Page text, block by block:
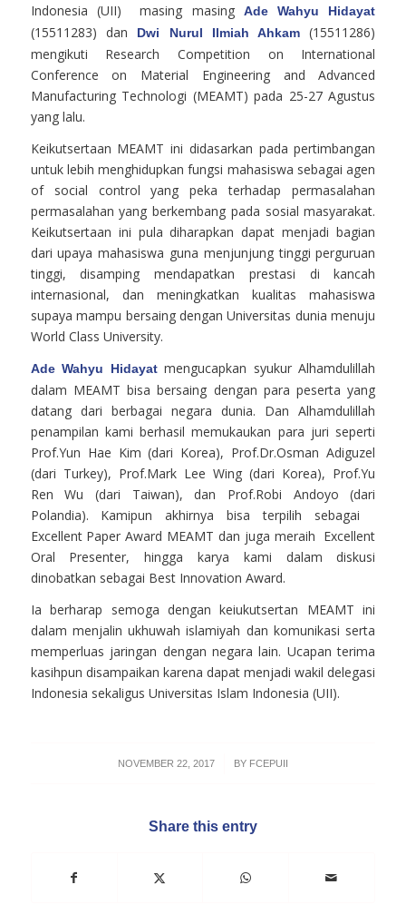
Indonesia (UII) masing masing
Ade Wahyu Hidayat
(15511283) dan Dwi Nurul Ilmiah Ahkam
(15511286)
mengikuti Research Competition on International
Conference on Material Engineering and Advanced
Manufacturing Technologi (MEAMT) pada 25-27 Agustus
yang lalu.
Keikutsertaan MEAMT ini didasarkan pada pertimbangan
untuk lebih menghidupkan fungsi mahasiswa sebagai agen
of social control yang peka terhadap permasalahan
permasalahan yang berkembang pada sosial masyarakat.
Keikutsertaan ini pula diharapkan dapat menjadi bagian
dari upaya mahasiswa guna menjunjung tinggi perguruan
tinggi, disamping mendapatkan prestasi di kancah
internasional, dan meningkatkan kualitas mahasiswa
supaya mampu bersaing dengan Universitas dunia menuju
World Class University.
Ade Wahyu Hidayatmengucapkan syukur Alhamdulillah
dalam MEAMT bisa bersaing dengan para peserta yang
datang dari berbagai negara dunia. Dan Alhamdulillah
penampilan kami berhasil memukaukan para juri seperti
Prof.Yun Hae Kim (dari Korea), Prof.Dr.Osman Adiguzel
(dari Turkey), Prof.Mark Lee Wing (dari Korea), Prof.Yu
Ren Wu (dari Taiwan), dan Prof.Robi Andoyo (dari
Polandia). Kamipun akhirnya bisa terpilih sebagai
Excellent Paper Award MEAMT dan juga meraih Excellent
Oral Presenter, hingga karya kami dalam diskusi
dinobatkan sebagai Best Innovation Award.
Ia berharap semoga dengan keiukutsertan MEAMT ini
dalam menjalin ukhuwah islamiyah dan komunikasi serta
memperluas jaringan dengan negara lain. Ucapan terima
kasihpun disampaikan karena dapat menjadi wakil delegasi
Indonesia sekaligus Universitas Islam Indonesia (UII).
NOVEMBER 22, 2017
/ BY FCEPUII
Share this entry